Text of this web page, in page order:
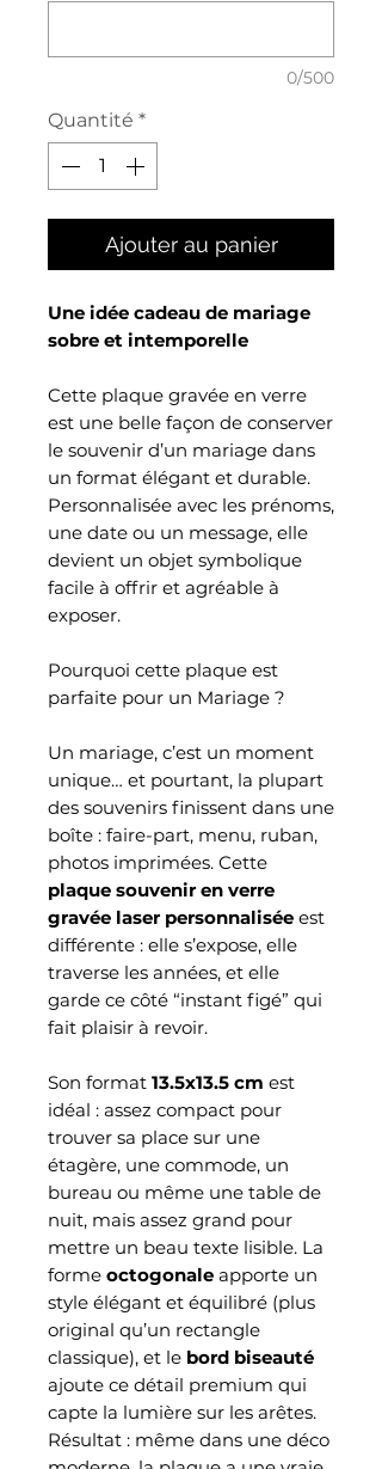
0/500
Quantité *
Ajouter au panier
Une idée cadeau de mariage
sobre et intemporelle
Cette plaque gravée en verre
est une belle façon de conserver
le souvenir d’un mariage dans
un format élégant et durable.
Personnalisée avec les prénoms,
une date ou un message, elle
devient un objet symbolique
facile à offrir et agréable à
exposer.
Pourquoi cette plaque est
parfaite pour un Mariage ?
Un mariage, c’est un moment
unique… et pourtant, la plupart
des souvenirs finissent dans une
boîte : faire-part, menu, ruban,
photos imprimées. Cette
plaque souvenir en verre
gravée laser personnalisée est
différente : elle s’expose, elle
traverse les années, et elle
garde ce côté “instant figé” qui
fait plaisir à revoir.
Son format 13.5x13.5 cm est
idéal : assez compact pour
trouver sa place sur une
étagère, une commode, un
bureau ou même une table de
nuit, mais assez grand pour
mettre un beau texte lisible. La
forme octogonale apporte un
style élégant et équilibré (plus
original qu’un rectangle
classique), et le bord biseauté
ajoute ce détail premium qui
capte la lumière sur les arêtes.
Résultat : même dans une déco